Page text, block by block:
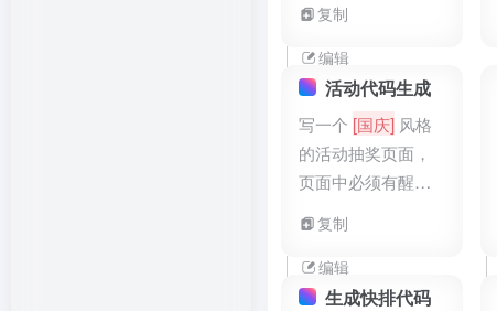
4. 属性的浏览器兼
容情况。 我想了解
的CSS属性是
[padding]
复制
编辑
活动代码生成
写一个 [国庆] 风格
的活动抽奖页面，
页面中必须有醒目
复制
编辑
生成快排代码